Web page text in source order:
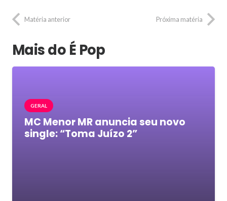
Matéria anterior Próxima matéria
Mais do É Pop
GERAL
MC Menor MR anuncia seu novo
single: “Toma Juízo 2”